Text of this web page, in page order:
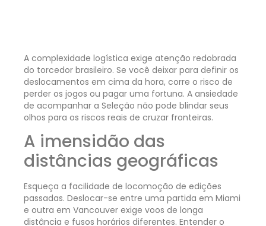
A complexidade logística exige atenção redobrada
do torcedor brasileiro. Se você deixar para definir os
deslocamentos em cima da hora, corre o risco de
perder os jogos ou pagar uma fortuna. A ansiedade
de acompanhar a Seleção não pode blindar seus
olhos para os riscos reais de cruzar fronteiras.
A imensidão das
distâncias geográficas
Esqueça a facilidade de locomoção de edições
passadas. Deslocar-se entre uma partida em Miami
e outra em Vancouver exige voos de longa
distância e fusos horários diferentes. Entender o